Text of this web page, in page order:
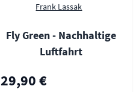
Frank Lassak
Fly Green - Nachhaltige
Luftfahrt
29,90 €